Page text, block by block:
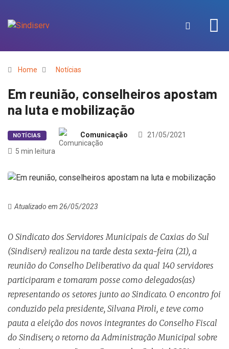
Home Notícias
Em reunião, conselheiros apostam
na luta e mobilização
NOTÍCIAS Comunicação
21/05/2021
5 min leitura
Atualizado em 26/05/2023
O Sindicato dos Servidores Municipais de Caxias do Sul
(Sindiserv) realizou na tarde desta sexta-feira (21), a
reunião do Conselho Deliberativo da qual 140 servidores
participaram e tomaram posse como delegados(as)
representando os setores junto ao Sindicato. O encontro foi
conduzido pela presidente, Silvana Piroli, e teve como
pauta a eleição dos novos integrantes do Conselho Fiscal
do Sindiserv, o retorno da Administração Municipal sobre